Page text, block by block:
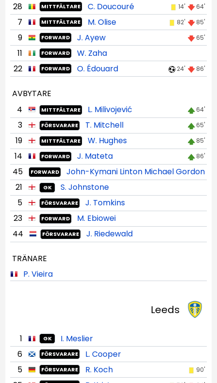
28 MITTFÄLTARE C. Doucouré 14' 64'
7 MITTFÄLTARE M. Olise 82' 85'
9 FORWARD J. Ayew 65'
11 FORWARD
W. Zaha
22
FORWARD O. Édouard 24' 86'
AVBYTARE
4
MITTFÄLTARE L. Milivojević 64'
3 FÖRSVARARE T. Mitchell 65'
19 MITTFÄLTARE W. Hughes 85'
14 FORWARD J. Mateta 86'
45 FORWARD
John-Kymani Linton Michael Gordon
21
GK
S. Johnstone
5
FÖRSVARARE
J. Tomkins
23
FORWARD
M. Ebiowei
44
FÖRSVARARE J. Riedewald
TRÄNARE
P. Vieira
Leeds
1 GK
I. Meslier
6
FÖRSVARARE
L. Cooper
5
FÖRSVARARE R. Koch 90'